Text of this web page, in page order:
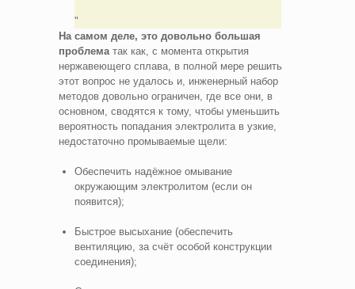
На самом деле, это довольно большая
проблематак как, с момента открытия
нержавеющего сплава, в полной мере решить
этот вопрос не удалось и, инженерный набор
методов довольно ограничен, где все они, в
основном, сводятся к тому, чтобы уменьшить
вероятность попадания электролита в узкие,
недостаточно промываемые щели:
Обеспечить надёжное омывание
окружающим электролитом (если он
появится);
Быстрое высыхание (обеспечить
вентиляцию, за счёт особой конструкции
соединения);